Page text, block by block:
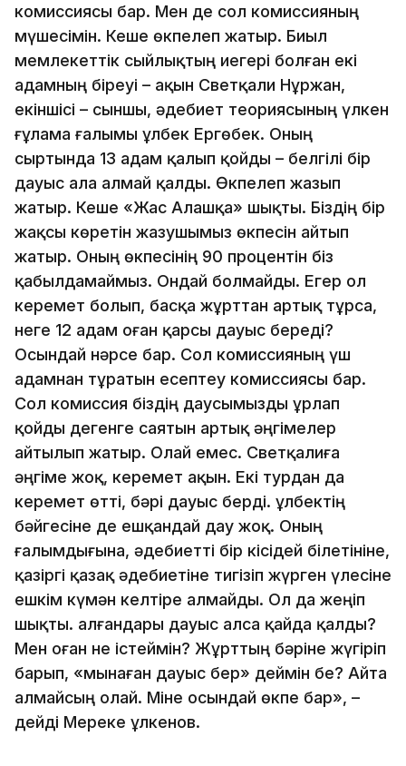
комиссиясы бар. Мен де сол комиссияның
мүшесімін. Кеше өкпелеп жатыр. Биыл
мемлекеттік сыйлықтың иегері болған екі
адамның біреуі – ақын Светқали Нұржан,
екіншісі – сыншы, әдебиет теориясының үлкен
ғұлама ғалымы Құлбек Ергөбек. Оның
сыртында 13 адам қалып қойды – белгілі бір
дауыс ала алмай қалды. Өкпелеп жазып
жатыр. Кеше «Жас Алашқа» шықты. Біздің бір
жақсы көретін жазушымыз өкпесін айтып
жатыр. Оның өкпесінің 90 процентін біз
қабылдамаймыз. Ондай болмайды. Егер ол
керемет болып, басқа жұрттан артық тұрса,
неге 12 адам оған қарсы дауыс береді?
Осындай нәрсе бар. Сол комиссияның үш
адамнан тұратын есептеу комиссиясы бар.
Сол комиссия біздің даусымызды ұрлап
қойды дегенге саятын артық әңгімелер
айтылып жатыр. Олай емес. Светқалиға
әңгіме жоқ, керемет ақын. Екі турдан да
керемет өтті, бәрі дауыс берді. Құлбектің
бәйгесіне де ешқандай дау жоқ. Оның
ғалымдығына, әдебиетті бір кісідей білетініне,
қазіргі қазақ әдебиетіне тигізіп жүрген үлесіне
ешкім күмән келтіре алмайды. Ол да жеңіп
шықты. Қалғандары дауыс алса қайда қалды?
Мен оған не істеймін? Жұрттың бәріне жүгіріп
барып, «мынаған дауыс бер» деймін бе? Айта
алмайсың олай. Міне осындай өкпе бар», –
дейді Мереке Құлкенов.